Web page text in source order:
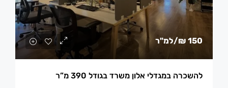
150 ₪ /למ"ר
להשכרה במגדלי אלון משרד בגודל 390 מ”ר